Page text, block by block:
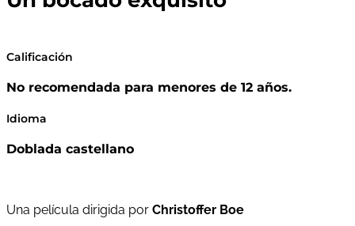
Calificación
No recomendada para menores de 12 años.
Idioma
Doblada castellano
Una película dirigida por Christoffer Boe